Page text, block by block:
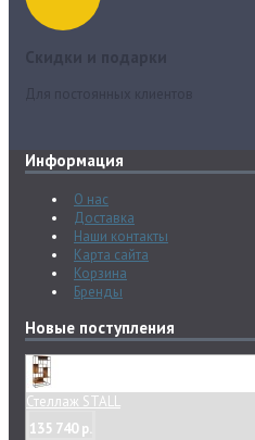
Информация
О нас
Доставка
Наши контакты
Карта сайта
Корзина
Бренды
Новые поступления
Стеллаж STALL
135 740 р.